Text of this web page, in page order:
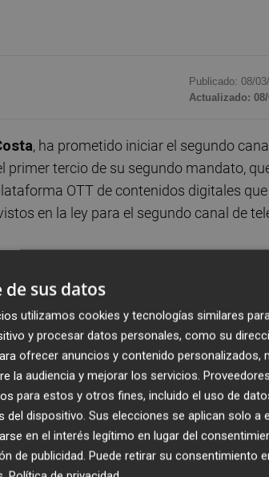
Publicado: 08/
Actualizado: 08/
, ha prometido iniciar el segundo
tercio de su segundo mandato,
OTT de contenidos digitales
en la ley para el segundo canal de
de Radiotelevisión Valenciana en
más el puesto de director general,
en la música.
'over-the-top' de contenidos
y deportivos en directos, con
documentales valencianos.
a favor con los votos del Botànic y
en el aire hasta que no ha confirmado la
sus datos
utilizamos cookies y tecnologías similares
y procesar datos personales, como su
ofrecer anuncios y contenido personalizados,
la audiencia y mejorar los servicios.
para estos y otros fines, incluido el uso de
del dispositivo. Sus elecciones se aplican solo a
en el interés legítimo en lugar del
de publicidad. Puede retirar su consentimiento